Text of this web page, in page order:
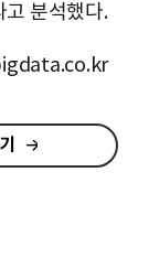
고 분석했다.